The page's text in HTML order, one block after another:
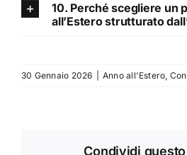
10. Perché scegliere un
all’Estero strutturato
30 Gennaio 2026 Anno all'Estero,
Condividi